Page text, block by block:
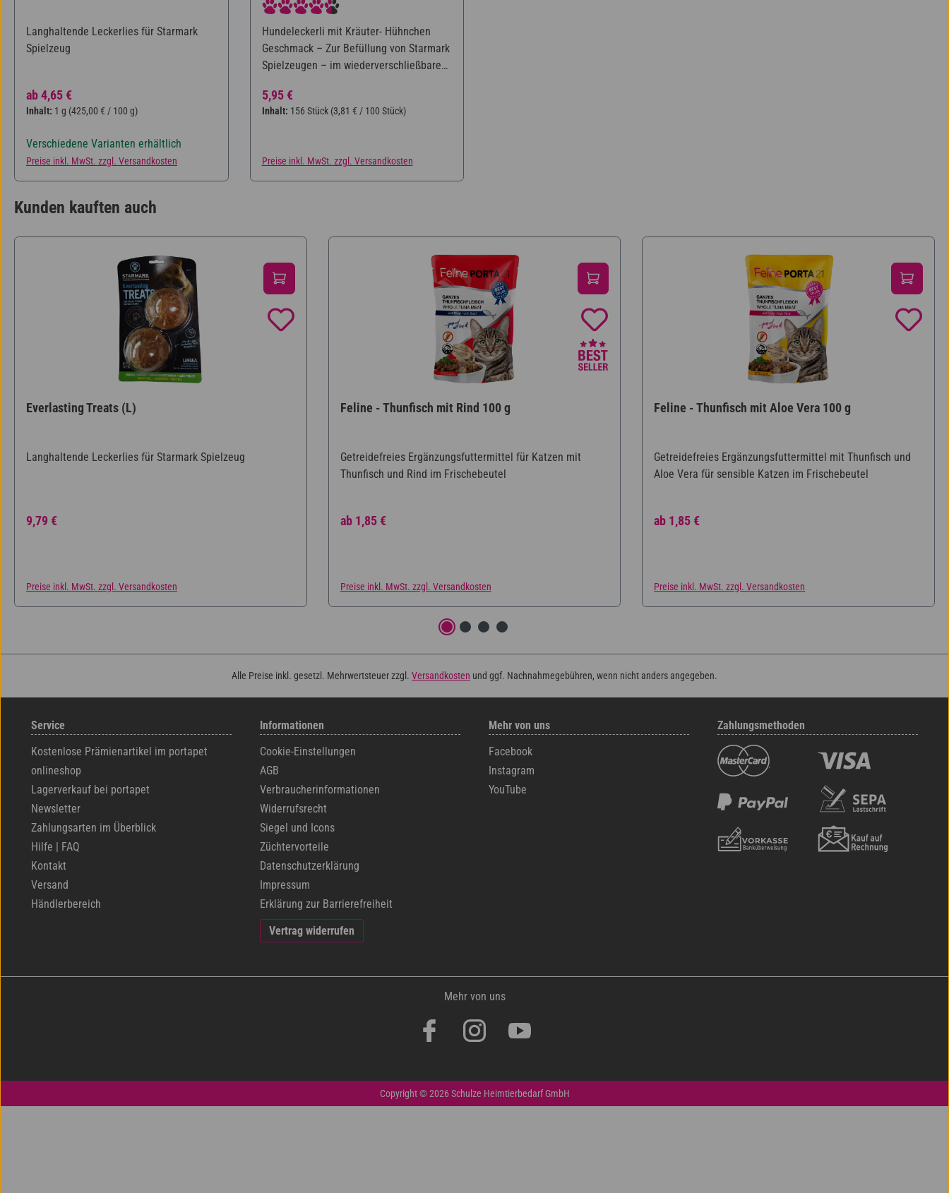
Langhaltende Leckerlies für Starmark
Spielzeug
Regulärer Preis:
ab4,65 €
Inhalt: 1 g (425,00 € / 100 g)
Verschiedene Varianten erhältlich
Preise inkl. MwSt. zzgl. Versandkosten
Durchschnittliche Bewertung von 4.5 von 5 Sternen
Hundeleckerli mit Kräuter- Hühnchen
Geschmack – Zur Befüllung von Starmark
Spielzeugen – im wiederverschließbaren
Regulärer Preis:
5,95 €
Inhalt: 156 Stück (3,81 € / 100 Stück)
Preise inkl. MwSt. zzgl. Versandkosten
Kunden kauften auch
Everlasting Treats (L)
Langhaltende Leckerlies für Starmark Spielzeug
Regulärer Preis:
9,79 €
Preise inkl. MwSt. zzgl. Versandkosten
Feline - Thunfisch mit Rind 100 g
Getreidefreies Ergänzungsfuttermittel für Katzen mit
Thunfisch und Rind im Frischebeutel
Regulärer Preis:
ab 1,85 €
Preise inkl. MwSt. zzgl. Versandkosten
Feline - Thunfisch mit Aloe Vera 100 g
Getreidefreies Ergänzungsfuttermittel mit Thunfisch und
Aloe Vera für sensible Katzen im Frischebeutel
Regulärer Preis:
ab 1,85 €
Preise inkl. MwSt. zzgl. Versandkosten
Alle Preise inkl. gesetzl. Mehrwertsteuer zzgl. Versandkosten und ggf. Nachnahmegebühren, wenn nicht anders angegeben.
Service
Kostenlose Prämienartikel im portapet
onlineshop
Lagerverkauf bei portapet
Newsletter
Zahlungsarten im Überblick
Hilfe | FAQ
Kontakt
Versand
Händlerbereich
Informationen
Cookie-Einstellungen
AGB
Verbraucherinformationen
Widerrufsrecht
Siegel und Icons
Züchtervorteile
Datenschutzerklärung
Impressum
Erklärung zur Barrierefreiheit
Vertrag widerrufen
Mehr von uns
Facebook
Instagram
YouTube
Zahlungsmethoden
Mehr von uns
Copyright © 2026 Schulze Heimtierbedarf GmbH